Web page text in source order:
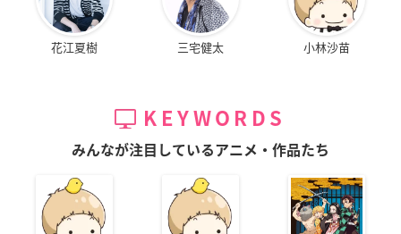
花江夏樹 三宅健太 小林沙苗
KEYWORDS
みんなが注目しているアニメ・作品たち